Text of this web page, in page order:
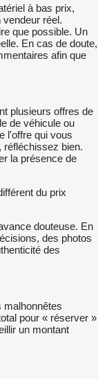
à bas prix,
réel.
que possible. Un
En cas de doute,
afin que
plusieurs offres de
de véhicule ou
l'offre qui vous
réfléchissez bien.
la présence de
du prix
douteuse. En
des photos
des
malhonnêtes
pour « réserver »
un montant